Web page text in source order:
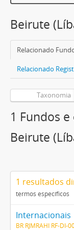
Beirute
Relacionado
Relacionado
Taxonomia
1 Fundos
Beirute
1 resultados
termos específicos
Internacionais
BR RJMRAHI RF-DI-